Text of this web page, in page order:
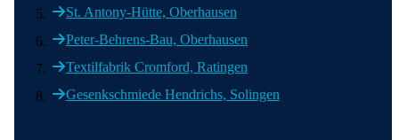
St. Antony-Hütte, Oberhausen
Peter-Behrens-Bau, Oberhausen
Textilfabrik Cromford, Ratingen
Gesenkschmiede Hendrichs, Solingen